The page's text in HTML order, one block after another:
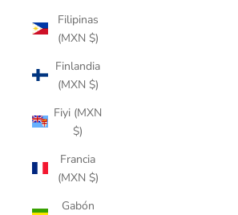
Filipinas
(MXN $)
Finlandia
(MXN $)
Fiyi (MXN
$)
Francia
(MXN $)
Gabón